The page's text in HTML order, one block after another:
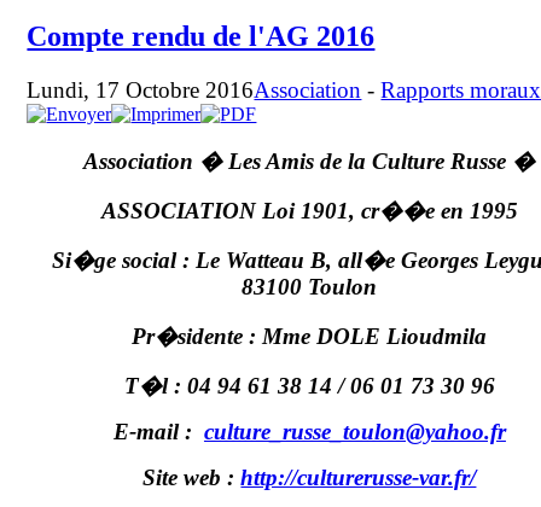
Compte rendu de l'AG 2016
Lundi, 17 Octobre 2016Association -Rapports moraux
Association � Les Amis dela Culture Russe �
ASSOCIATION Loi 1901, cr��e en 1995
Si�ge social : Le Watteau B, all�e Georges
83100 Toulon
Pr�sidente : Mme DOLE Lioudmila
T�l : 04 94 61 38 14 / 06 01 73 30 96
E-mail : culture_russe_toulon@yahoo.fr
Site web :http://culturerusse-var.fr/